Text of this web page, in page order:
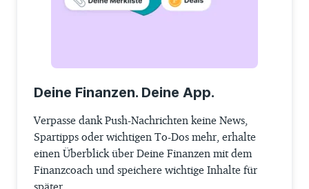
Deine Finanzen. Deine App.
Verpasse dank Push-Nachrichten keine News,
Spartipps oder wichtigen To-Dos mehr, erhalte
einen Überblick über Deine Finanzen mit dem
Finanzcoach und speichere wichtige Inhalte für
später.